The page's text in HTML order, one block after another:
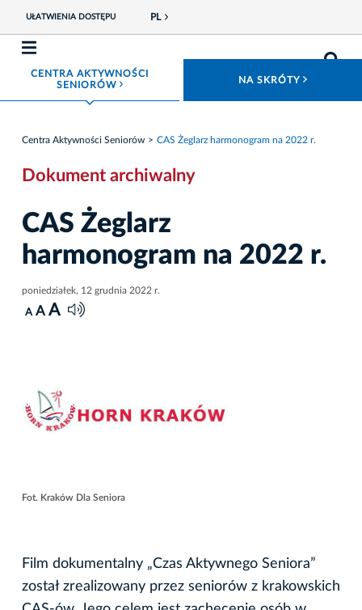
UŁATWIENIA DOSTĘPU PL
CENTRA AKTYWNOŚCI
SENIORÓWROZWIŃ MENU NA SKRÓTY
Centra Aktywności Seniorów CAS Żeglarz harmonogram na 2022 r.
Dokument archiwalny
CAS Żeglarz
harmonogram na 2022 r.
poniedziałek, 12 grudnia 2022 r.
A A A
Fot. Kraków Dla Seniora
Film dokumentalny „Czas Aktywnego Seniora”
został zrealizowany przez seniorów z krakowskich